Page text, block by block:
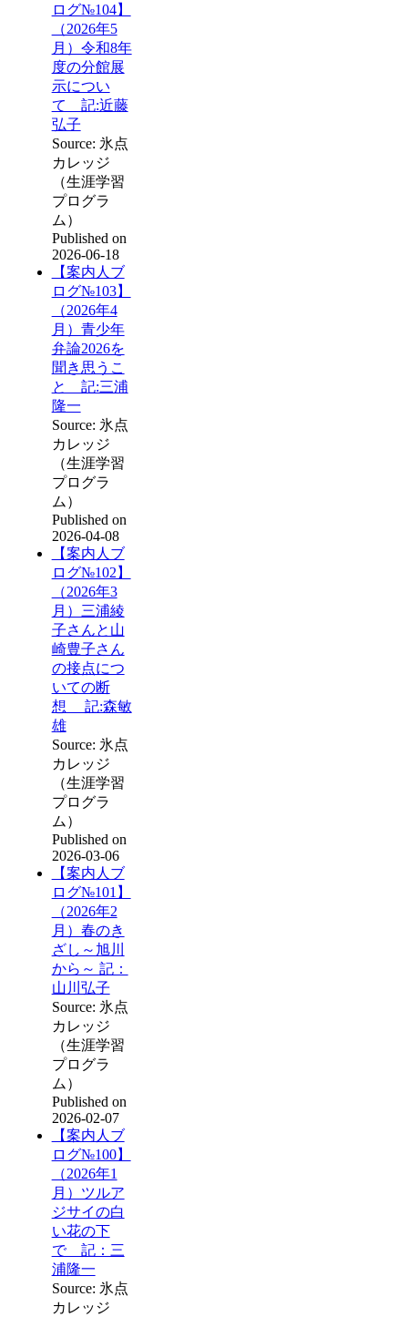
ログ№104】
（2026年5
月）令和8年
度の分館展
示につい
て 記:近藤
弘子
Source: 氷点
カレッジ
（生涯学習
プログラ
ム）
Published on
2026-06-18
【案内人ブ
ログ№103】
（2026年4
月）青少年
弁論2026を
聞き思うこ
と 記:三浦
隆一
Source: 氷点
カレッジ
（生涯学習
プログラ
ム）
Published on
2026-04-08
【案内人ブ
ログ№102】
（2026年3
月）三浦綾
子さんと山
崎豊子さん
の接点につ
いての断
想 記:森敏
雄
Source: 氷点
カレッジ
（生涯学習
プログラ
ム）
Published on
2026-03-06
【案内人ブ
ログ№101】
（2026年2
月）春のき
ざし～旭川
から～ 記：
山川弘子
Source: 氷点
カレッジ
（生涯学習
プログラ
ム）
Published on
2026-02-07
【案内人ブ
ログ№100】
（2026年1
月）ツルア
ジサイの白
い花の下
で 記：三
浦隆一
Source: 氷点
カレッジ